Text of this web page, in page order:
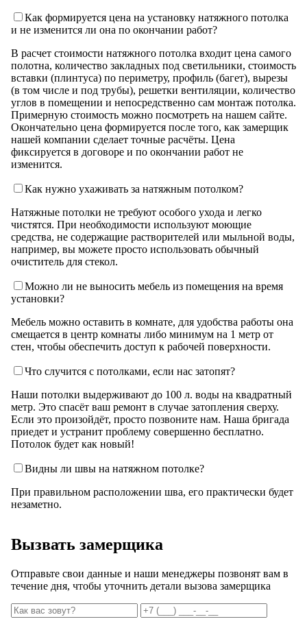
Как формируется цена на установку натяжного потолка
и не изменится ли она по окончании работ?
В расчет стоимости натяжного потолка входит цена самого
полотна, количество закладных под светильники, стоимость
вставки (плинтуса) по периметру, профиль (багет), вырезы
(в том числе и под трубы), решетки вентиляции, количество
углов в помещении и непосредственно сам монтаж потолка.
Примерную стоимость можно посмотреть на нашем сайте.
Окончательно цена формируется после того, как замерщик
нашей компании сделает точные расчёты. Цена
фиксируется в договоре и по окончании работ не
изменится.
Как нужно ухаживать за натяжным потолком?
Натяжные потолки не требуют особого ухода и легко
чистятся. При необходимости используют моющие
средства, не содержащие растворителей или мыльной воды,
например, вы можете просто использовать обычный
очиститель для стекол.
Можно ли не выносить мебель из помещения на время
установки?
Мебель можно оставить в комнате, для удобства работы она
смещается в центр комнаты либо минимум на 1 метр от
стен, чтобы обеспечить доступ к рабочей поверхности.
Что случится с потолками, если нас затопят?
Наши потолки выдерживают до 100 л. воды на квадратный
метр. Это спасёт ваш ремонт в случае затопления сверху.
Если это произойдёт, просто позвоните нам. Наша бригада
приедет и устранит проблему совершенно бесплатно.
Потолок будет как новый!
Видны ли швы на натяжном потолке?
При правильном расположении шва, его практически будет
незаметно.
Вызвать замерщика
Отправьте свои данные и наши менеджеры позвонят вам в
течение дня, чтобы уточнить детали вызова замерщика